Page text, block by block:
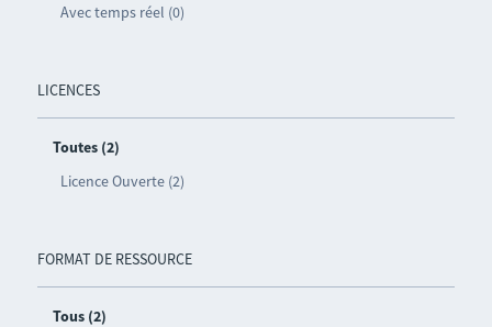
Avec temps réel (0)
LICENCES
Toutes (2)
Licence Ouverte (2)
FORMAT DE RESSOURCE
Tous (2)